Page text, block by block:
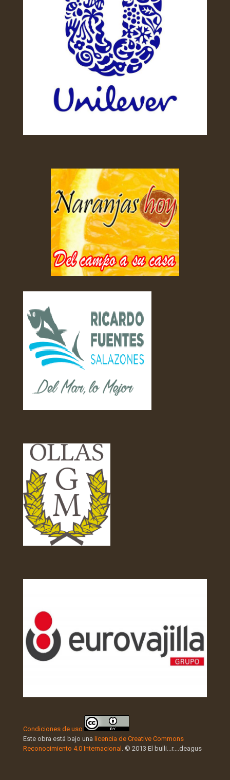
Condiciones de uso
Este obra está bajo una licencia de Creative Commons
Reconocimiento 4.0 Internacional
. © 2013 El bulli...r....deagus